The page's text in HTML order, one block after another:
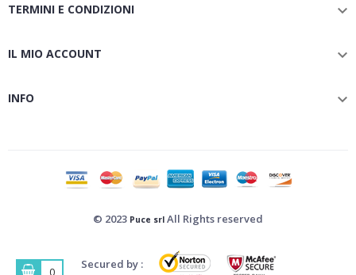
TERMINI E CONDIZIONI

IL MIO ACCOUNT 
INFO 
© 2023 Puce srl All Rights reserved
Secured by :
0